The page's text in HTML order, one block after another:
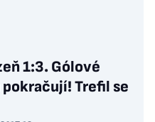
1:3. Gólové
Trefil se